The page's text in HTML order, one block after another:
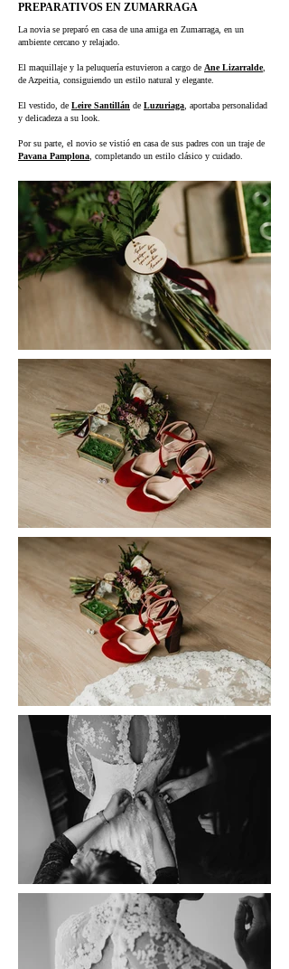
PREPARATIVOS EN ZUMARRAGA
La novia se preparó en casa de una amiga en Zumarraga, en un
ambiente cercano y relajado.
El maquillaje y la peluquería estuvieron a cargo de Ane Lizarralde,
de Azpeitia, consiguiendo un estilo natural y elegante.
El vestido, de Leire Santillán de Luzuriaga , aportaba personalidad
y delicadeza a su look.
Por su parte, el novio se vistió en casa de sus padres con un traje de
Pavana Pamplona , completando un estilo clásico y cuidado.